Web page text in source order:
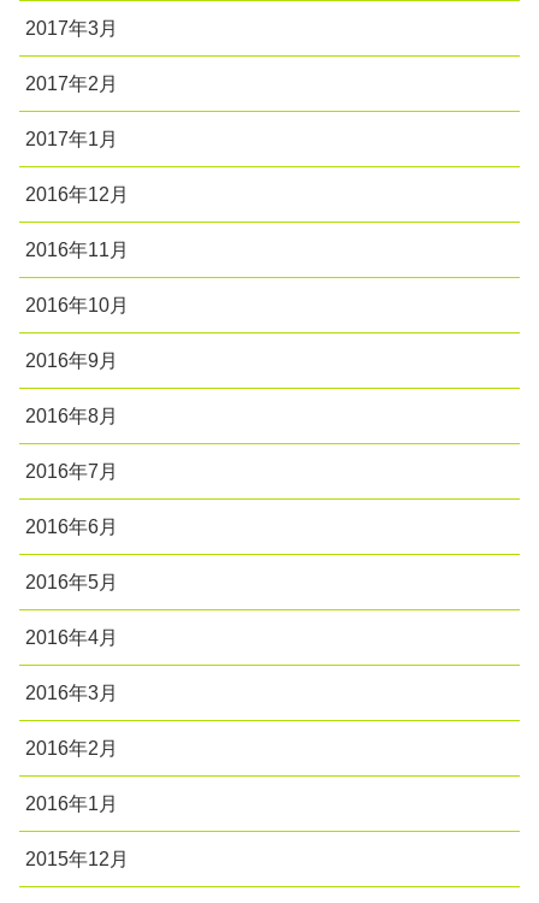
2017年3月
2017年2月
2017年1月
2016年12月
2016年11月
2016年10月
2016年9月
2016年8月
2016年7月
2016年6月
2016年5月
2016年4月
2016年3月
2016年2月
2016年1月
2015年12月